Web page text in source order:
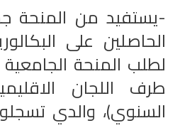
-يستفيد من المنحة
الحاصلين على
لطلب المنحة
طرف اللجان
السنوي)، والدي